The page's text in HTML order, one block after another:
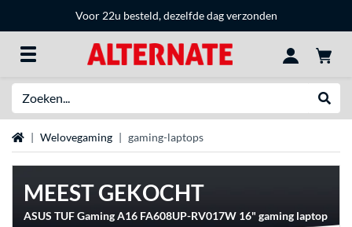
Voor 22u besteld, dezelfde dag verzonden
HomeWelovegaming gaming-laptops
MEEST GEKOCHT
ASUS TUF Gaming A16 FA608UP-RV017W 16" gaming laptop